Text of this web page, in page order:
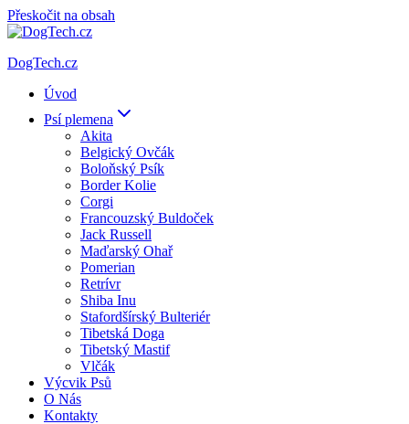
Přeskočit na obsah
DogTech.cz
Úvod
Psí plemena
Akita
Belgický Ovčák
Boloňský Psík
Border Kolie
Corgi
Francouzský Buldoček
Jack Russell
Maďarský Ohař
Pomerian
Retrívr
Shiba Inu
Stafordšírský Bulteriér
Tibetská Doga
Tibetský Mastif
Vlčák
Výcvik Psů
O Nás
Kontakty